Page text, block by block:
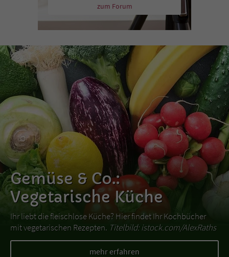
zum Forum
Gemüse & Co.:
Vegetarische Küche
Ihr liebt die fleischlose Küche? Hier findet Ihr Kochbücher
mit vegetarischen Rezepten. Titelbild: istock.com/AlexRaths
mehr erfahren